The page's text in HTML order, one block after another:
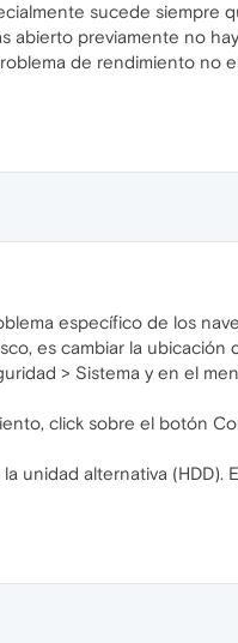
sucede siempre
previamente no
de rendimiento no
específico de los
es cambiar la ubicación
> Sistema y en el
click sobre el botón
unidad alternativa (HDD).